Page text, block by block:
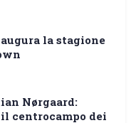
la stagione
Nørgaard:
centrocampo dei